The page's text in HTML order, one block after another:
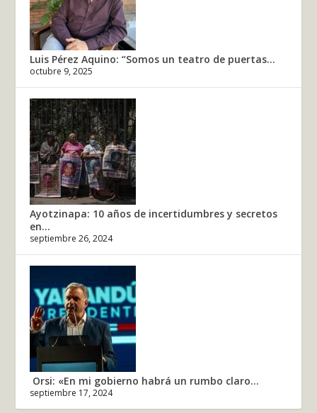
Luis Pérez Aquino: “Somos un teatro de puertas...
octubre 9, 2025
Ayotzinapa: 10 años de incertidumbres y secretos
en...
septiembre 26, 2024
Orsi: «En mi gobierno habrá un rumbo claro...
septiembre 17, 2024